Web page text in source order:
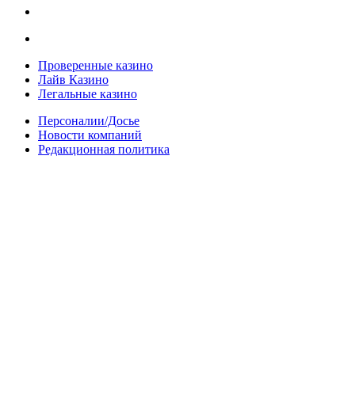
Проверенные казино
Лайв Казино
Легальные казино
Персоналии/Досье
Новости компаний
Редакционная политика